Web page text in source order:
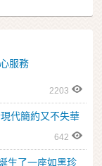
服務
2203
代簡約又不失華
642
生了一座如黑珍